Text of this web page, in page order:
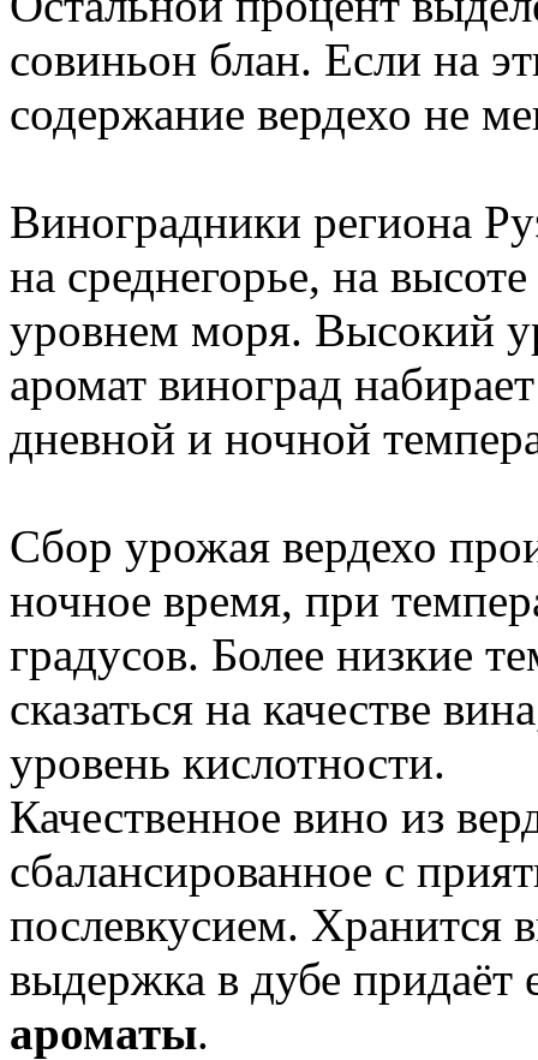
совиньон блан. Если на
содержание вердехо не
Виноградники региона
на среднегорье, на
уровнем моря. Высокий
аромат виноград
дневной и ночной
Сбор урожая вердехо
ночное время, при
градусов. Более низкие
сказаться на качестве
уровень кислотности.
Качественное вино из
сбалансированное с
послевкусием. Хранится
выдержка в дубе
ароматы.